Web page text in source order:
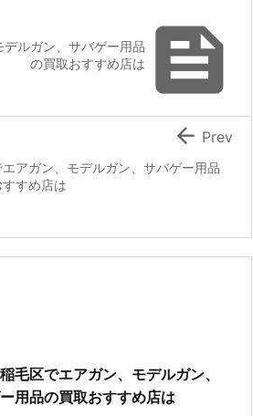

ルガン、サバゲー用品
の買取おすすめ店は
アガン、モデルガン、サバゲー用品
すめ店は
 Prev
毛区でエアガン、モデルガン、
用品の買取おすすめ店は